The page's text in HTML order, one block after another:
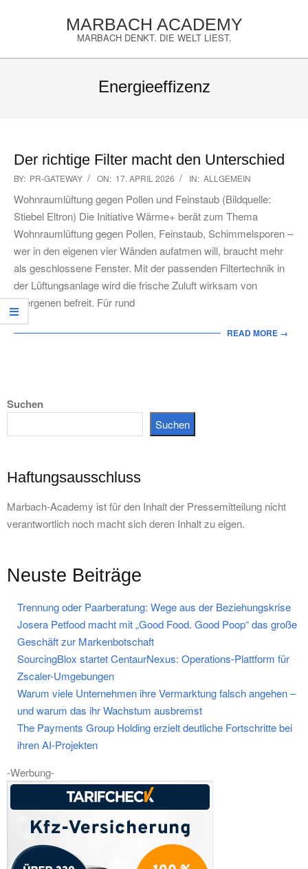
MARBACH ACADEMY
MARBACH DENKT. DIE WELT LIEST.
Energieeffizenz
Der richtige Filter macht den Unterschied
2026-
04-
17
BY: PR-GATEWAY ON: 17. APRIL 2026 IN: ALLGEMEIN
Wohnraumlüftung gegen Pollen und Feinstaub (Bildquelle:
Stiebel Eltron) Die Initiative Wärme+ berät zum Thema
Wohnraumlüftung gegen Pollen, Feinstaub, Schimmelsporen –
wer in den eigenen vier Wänden aufatmen will, braucht mehr
als geschlossene Fenster. Mit der passenden Filtertechnik in
der Lüftungsanlage wird die frische Zuluft wirksam von
Allergenen befreit. Für rund
READ MORE →
Suchen
Suchen
Haftungsausschluss
Marbach-Academy ist für den Inhalt der Pressemitteilung nicht
verantwortlich noch macht sich deren Inhalt zu eigen.
Neuste Beiträge
Trennung oder Paarberatung: Wege aus der Beziehungskrise
Josera Petfood macht mit „Good Food. Good Poop“ das große
Geschäft zur Markenbotschaft
SourcingBlox startet CentaurNexus: Operations-Plattform für
Zscaler-Umgebungen
Warum viele Unternehmen ihre Vermarktung falsch angehen –
und warum das ihr Wachstum ausbremst
The Payments Group Holding erzielt deutliche Fortschritte bei
ihren AI-Projekten
-Werbung-